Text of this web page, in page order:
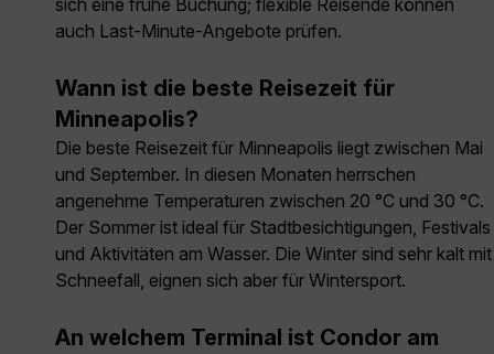
sich eine frühe Buchung; flexible Reisende können
auch Last-Minute-Angebote prüfen.
Wann ist die beste Reisezeit für
Minneapolis?
Die beste Reisezeit für Minneapolis liegt zwischen Mai
und September. In diesen Monaten herrschen
angenehme Temperaturen zwischen 20 °C und 30 °C.
Der Sommer ist ideal für Stadtbesichtigungen, Festivals
und Aktivitäten am Wasser. Die Winter sind sehr kalt mit
Schneefall, eignen sich aber für Wintersport.
An welchem Terminal ist Condor am